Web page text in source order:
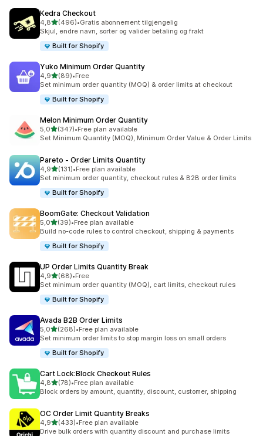
Kedra Checkout
4,8av 5 stjerner
(496)
Totalt 496 omtaler
•Gratis abonnement tilgjengelig
Skjul, endre navn, sorter og valider betaling og frakt
Built for Shopify
Yuko Minimum Order Quantity
4,9av 5 stjerner
(89)
Totalt 89 omtaler
•Free
Set minimum order quantity (MOQ) & order limits at checkout
Built for Shopify
Melon Minimum Order Quantity
5,0av 5 stjerner
(347)
Totalt 347 omtaler
•Free plan available
Set Minimum Quantity (MOQ), Minimum Order Value & Order Limits
Pareto ‑ Order Limits Quantity
4,9av 5 stjerner
(131)
Totalt 131 omtaler
•Free plan available
Set minimum order quantity, checkout rules & B2B order limits
Built for Shopify
BoomGate: Checkout Validation
5,0av 5 stjerner
(39)
Totalt 39 omtaler
•Free plan available
Build no-code rules to control checkout, shipping & payments
Built for Shopify
UP Order Limits Quantity Break
4,9av 5 stjerner
(68)
Totalt 68 omtaler
•Free
Set minimum order quantity (MOQ), cart limits, checkout rules
Built for Shopify
Avada B2B Order Limits
5,0av 5 stjerner
(268)
Totalt 268 omtaler
•Free plan available
Set minimum order limits to stop margin loss on small orders
Built for Shopify
Cart Lock:Block Checkout Rules
4,8av 5 stjerner
(78)
Totalt 78 omtaler
•Free plan available
Block orders by amount, quantity, discount, customer, shipping
OC Order Limit Quantity Breaks
4,9av 5 stjerner
(433)
Totalt 433 omtaler
•Free plan available
Drive bulk orders with quantity discount and purchase limits